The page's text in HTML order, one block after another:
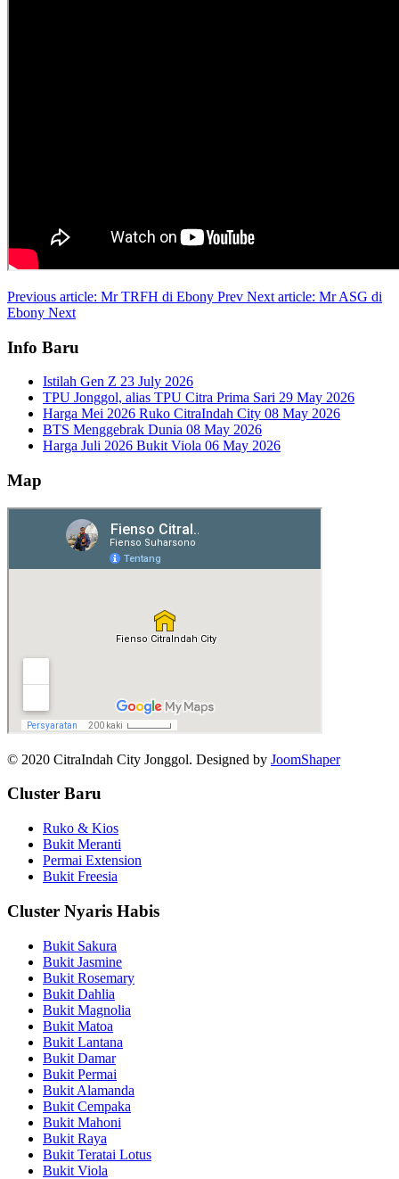
Previous article: Mr TRFH di Ebony Prev Next article: Mr ASG di
Ebony Next
Info Baru
Istilah Gen Z 23 July 2026
TPU Jonggol, alias TPU Citra Prima Sari 29 May 2026
Harga Mei 2026 Ruko CitraIndah City 08 May 2026
BTS Menggebrak Dunia 08 May 2026
Harga Juli 2026 Bukit Viola 06 May 2026
Map
© 2020 CitraIndah City Jonggol. Designed by JoomShaper
Cluster Baru
Ruko & Kios
Bukit Meranti
Permai Extension
Bukit Freesia
Cluster Nyaris Habis
Bukit Sakura
Bukit Jasmine
Bukit Rosemary
Bukit Dahlia
Bukit Magnolia
Bukit Matoa
Bukit Lantana
Bukit Damar
Bukit Permai
Bukit Alamanda
Bukit Cempaka
Bukit Mahoni
Bukit Raya
Bukit Teratai Lotus
Bukit Viola